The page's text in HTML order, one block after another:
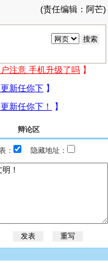
(责任编辑：阿芒)
辩论区
： 隐藏地址：